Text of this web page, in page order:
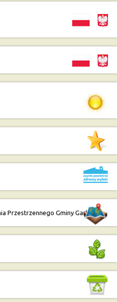
Przestrzennego Gminy Garbów